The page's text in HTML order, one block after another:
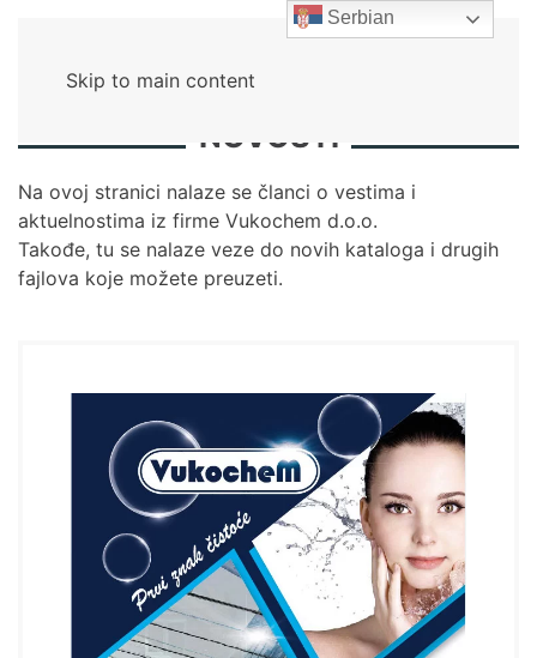
Skip to main content
NOVOSTI
Na ovoj stranici nalaze se članci o vestima i
aktuelnostima iz firme Vukochem d.o.o.
Takođe, tu se nalaze veze do novih kataloga i drugih
fajlova koje možete preuzeti.
Serbian